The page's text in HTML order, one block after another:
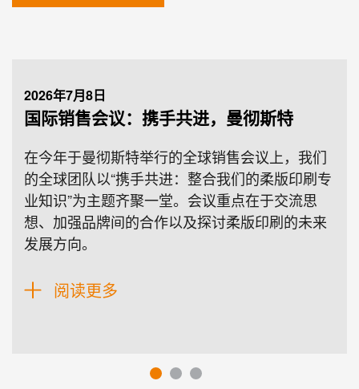
2026年7月8日
国际销售会议：携手共进，曼彻斯特
在今年于曼彻斯特举行的全球销售会议上，我们
的全球团队以“携手共进：整合我们的柔版印刷专
业知识”为主题齐聚一堂。会议重点在于交流思
想、加强品牌间的合作以及探讨柔版印刷的未来
发展方向。
阅读更多